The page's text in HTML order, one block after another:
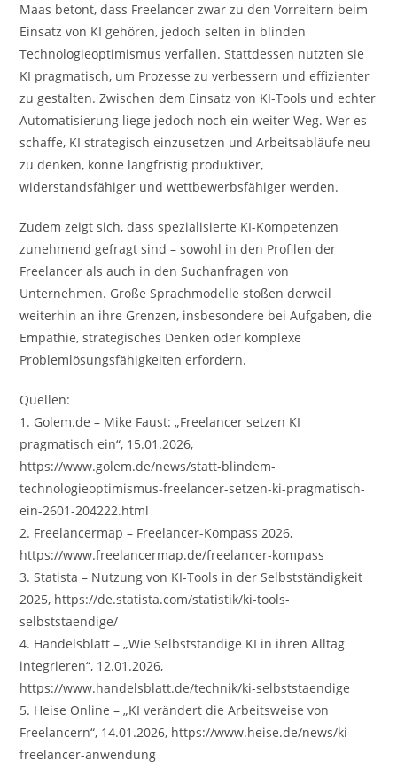
Maas betont, dass Freelancer zwar zu den Vorreitern beim
Einsatz von KI gehören, jedoch selten in blinden
Technologieoptimismus verfallen. Stattdessen nutzten sie
KI pragmatisch, um Prozesse zu verbessern und effizienter
zu gestalten. Zwischen dem Einsatz von KI-Tools und echter
Automatisierung liege jedoch noch ein weiter Weg. Wer es
schaffe, KI strategisch einzusetzen und Arbeitsabläufe neu
zu denken, könne langfristig produktiver,
widerstandsfähiger und wettbewerbsfähiger werden.
Zudem zeigt sich, dass spezialisierte KI-Kompetenzen
zunehmend gefragt sind – sowohl in den Profilen der
Freelancer als auch in den Suchanfragen von
Unternehmen. Große Sprachmodelle stoßen derweil
weiterhin an ihre Grenzen, insbesondere bei Aufgaben, die
Empathie, strategisches Denken oder komplexe
Problemlösungsfähigkeiten erfordern.
Quellen:
1. Golem.de – Mike Faust: „Freelancer setzen KI
pragmatisch ein“, 15.01.2026,
https://www.golem.de/news/statt-blindem-
technologieoptimismus-freelancer-setzen-ki-pragmatisch-
ein-2601-204222.html
2. Freelancermap – Freelancer-Kompass 2026,
https://www.freelancermap.de/freelancer-kompass
3. Statista – Nutzung von KI-Tools in der Selbstständigkeit
2025, https://de.statista.com/statistik/ki-tools-
selbststaendige/
4. Handelsblatt – „Wie Selbstständige KI in ihren Alltag
integrieren“, 12.01.2026,
https://www.handelsblatt.de/technik/ki-selbststaendige
5. Heise Online – „KI verändert die Arbeitsweise von
Freelancern“, 14.01.2026, https://www.heise.de/news/ki-
freelancer-anwendung